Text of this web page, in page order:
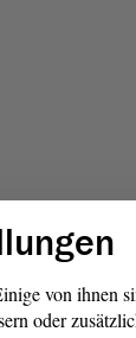
von ihnen
oder